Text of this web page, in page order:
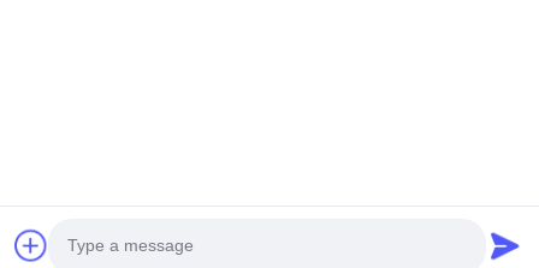
© 2026 Wuhan Food Printing Technology Co., Ltd.. All Rights Reserved.